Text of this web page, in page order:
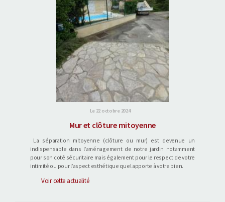
Le 22 octobre 2024
Mur et clôture mitoyenne
La séparation mitoyenne (clôture ou mur) est devenue un
indispensable dans l’aménagement de notre jardin notamment
pour son coté sécuritaire mais également pour le respect de votre
intimité ou pour l’aspect esthétique quel apporte à votre bien.
Voir cette actualité